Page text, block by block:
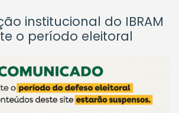
institucional do IBRAM
o período eleitoral